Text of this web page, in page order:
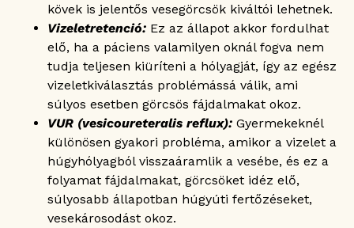
kövek is jelentős vesegörcsök kiváltói lehetnek.
Vizeletretenció: Ez az állapot akkor fordulhat
elő, ha a páciens valamilyen oknál fogva nem
tudja teljesen kiüríteni a hólyagját, így az egész
vizeletkiválasztás problémássá válik, ami
súlyos esetben görcsös fájdalmakat okoz.
VUR (vesicoureteralis reflux): Gyermekeknél
különösen gyakori probléma, amikor a vizelet a
húgyhólyagból visszaáramlik a vesébe, és ez a
folyamat fájdalmakat, görcsöket idéz elő,
súlyosabb állapotban húgyúti fertőzéseket,
vesekárosodást okoz.